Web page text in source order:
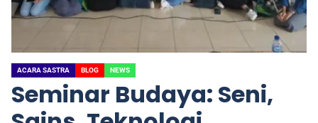
ACARA SASTRA BLOG NEWS
Seminar Budaya: Seni,